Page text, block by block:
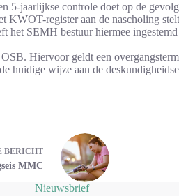
jaarlijkse controle doet op de
register aan de nascholing
SEMH bestuur hiermee
Hiervoor geldt een
huidige wijze aan de
BERICHT
MMC
Nieuwsbrief